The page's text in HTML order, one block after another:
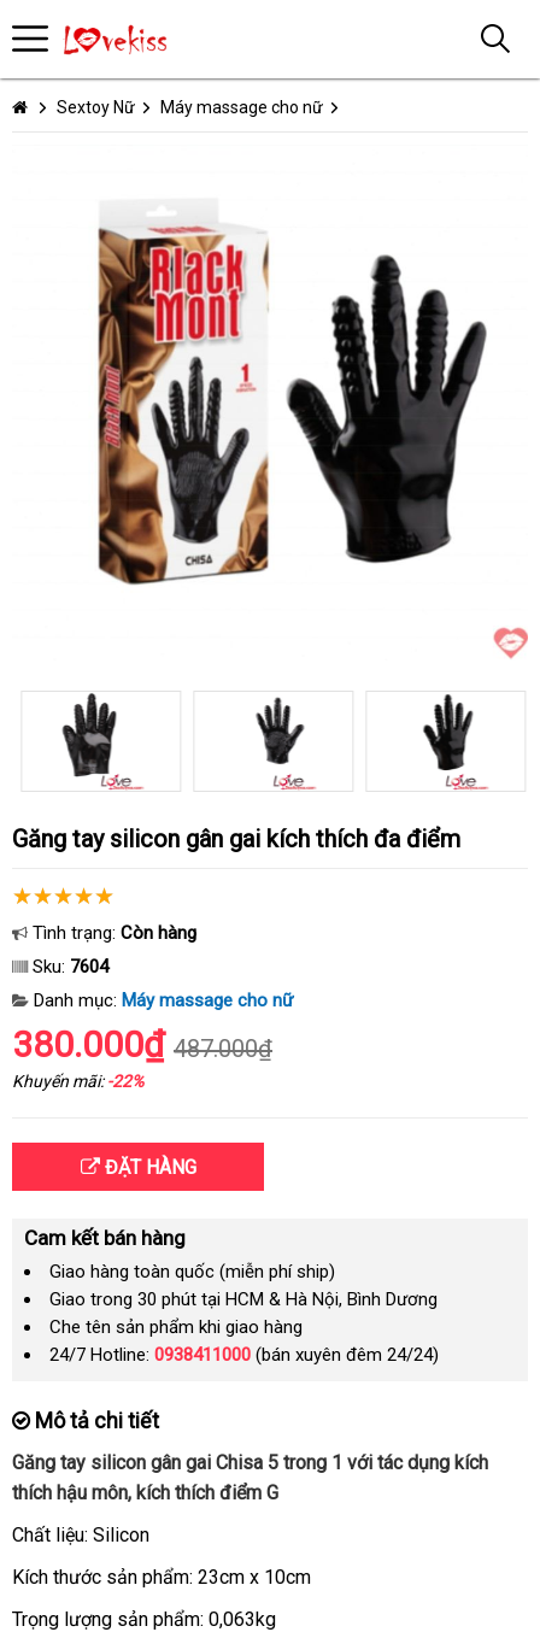
Sextoy Nữ Máy massage cho nữ
Găng tay silicon gân gai kích thích đa điểm
Tình trạng: Còn hàng
Sku: 7604
Danh mục: Máy massage cho nữ
380.000₫ 487.000₫
Khuyến mãi:-22%
ĐẶT HÀNG
Cam kết bán hàng
Giao hàng toàn quốc (miễn phí ship)
Giao trong 30 phút tại HCM & Hà Nội, Bình Dương
Che tên sản phẩm khi giao hàng
24/7 Hotline: 0938411000 (bán xuyên đêm 24/24)
Mô tả chi tiết
Găng tay silicon gân gai Chisa 5 trong 1 đặt
với tác dụng kích
thích hậu mônvệ
, kích thích điểm G
Chất liệu: Silicon
Kích thước sản phẩm: 23cm x 10cm
Trọng lượng sản phẩm: 0,063kg